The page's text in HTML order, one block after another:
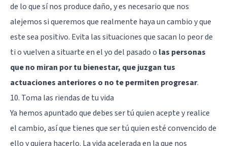
de lo que sí nos produce daño, y es necesario que nos
alejemos si queremos que realmente haya un cambio y que
este sea positivo. Evita las situaciones que sacan lo peor de
ti o vuelven a situarte en el yo del pasado o las personas
que no miran por tu bienestar, que juzgan tus
actuaciones anteriores o no te permiten progresar.
10. Toma las riendas de tu vida
Ya hemos apuntado que debes ser tú quien acepte y realice
el cambio, así que tienes que ser tú quien esté convencido de
ello y quiera hacerlo. La vida acelerada en la que nos